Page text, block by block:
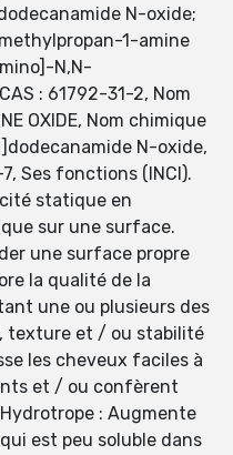
N-oxide;
1-amine
N,N-
: 61792-31-2, Nom
OXIDE, Nom chimique
N-oxide,
Ses fonctions (INCI).
statique en
sur une surface.
une surface propre
la qualité de la
une ou plusieurs des
texture et / ou stabilité
les cheveux faciles à
et / ou confèrent
: Augmente
est peu soluble dans